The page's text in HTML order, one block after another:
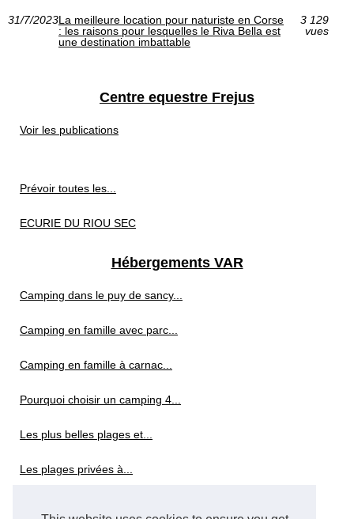
31/7/2023La meilleure location pour naturiste en Corse
: les raisons pour lesquelles le Riva Bella est
une destination imbattable
3 129
vues
Centre equestre Frejus
Voir les publications
Prévoir toutes les...
ECURIE DU RIOU SEC
Hébergements VAR
Camping dans le puy de sancy...
Camping en famille avec parc...
Camping en famille à carnac...
Pourquoi choisir un camping 4...
Les plus belles plages et...
Les plages privées à...